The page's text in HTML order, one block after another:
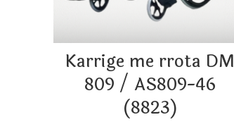
Karrige me rrota DM
809 / AS809-46
(8823)